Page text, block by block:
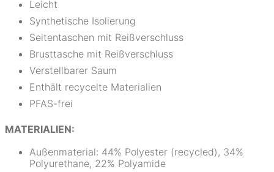
Leicht
Synthetische Isolierung
Seitentaschen mit Reißverschluss
Brusttasche mit Reißverschluss
Verstellbarer Saum
Enthält recycelte Materialien
PFAS-frei
MATERIALIEN:
Außenmaterial: 44% Polyester (recycled), 34%
Polyurethane, 22% Polyamide